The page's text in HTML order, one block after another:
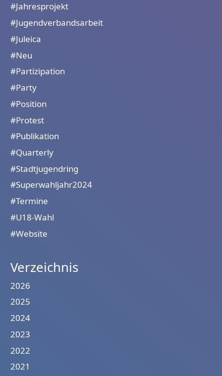
#Jahresprojekt
#Jugendverbandsarbeit
#Juleica
#Neu
#Partizipation
#Party
#Position
#Protest
#Publikation
#Quarterly
#Stadtjugendring
#Superwahljahr2024
#Termine
#U18-Wahl
#Website
Verzeichnis
2026
2025
2024
2023
2022
2021